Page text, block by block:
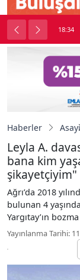
soygun 18:34
Haberler
Leyla A.
bana kim
şikayetçiyim"
Ağrı’da 2018
bulunan 4
Yargıtay’ın
Yayınlanma Tarihi: